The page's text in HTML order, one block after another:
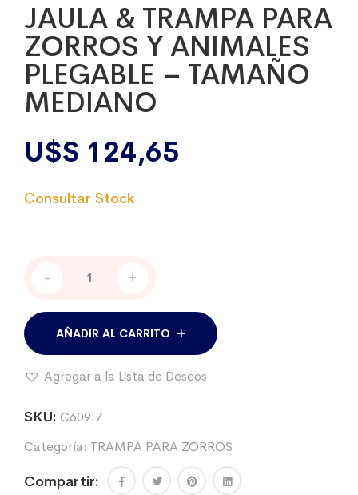
JAULA & TRAMPA PARA
ZORROS Y ANIMALES
PLEGABLE – TAMAÑO
MEDIANO
U$S 124,65
PARA
ZORROS
Y
PLEGABLE
TAMAÑO
cantidad
- +
AÑADIR AL CARRITO
Agregar a la Lista de Deseos
SKU: C609.7
Categoría: TRAMPA PARA ZORROS
Compartir: